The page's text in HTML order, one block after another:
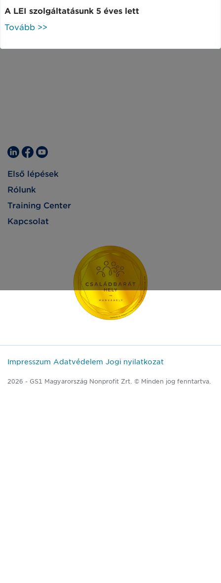
A LEI szolgáltatásunk 5 éves lett
Tovább >>
Első lépések
Rólunk
Training Center
Kapcsolat
Impresszum Adatvédelem Jogi nyilatkozat
2026 - GS1 Magyarország Nonprofit Zrt. © Minden jog fenntartva.
Elutasít